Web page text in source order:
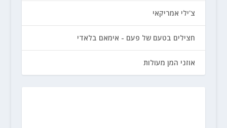
צ'ילי אמריקאי
חצילים בטעם של פעם - אימאם בלאדי
אוזני המן מעולות